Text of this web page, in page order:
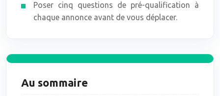
Poser cinq questions de pré-qualification à
chaque annonce avant de vous déplacer.
Au sommaire